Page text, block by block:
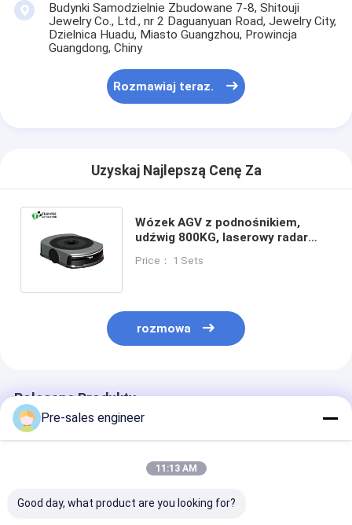
Budynki Samodzielnie Zbudowane 7-8, Shitouji
Jewelry Co., Ltd., nr 2 Daguanyuan Road, Jewelry City,
Dzielnica Huadu, Miasto Guangzhou, Prowincja
Guangdong, Chiny
Rozmawiaj teraz.
Uzyskaj Najlepszą Cenę Za
Wózek AGV z podnośnikiem,
udźwig 800KG, laserowy radar
automatyczne ładowanie
Price： 1 Sets
rozmowa
Polecane Produkty
Pre-sales engineer
11:13 AM
Good day, what product are you looking for?